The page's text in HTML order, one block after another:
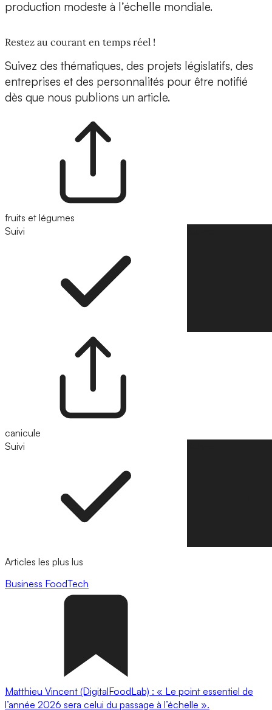
production modeste à l’échelle mondiale.
Restez au courant en temps réel !
Suivez des thématiques, des projets législatifs, des
entreprises et des personnalités pour être notifié
dès que nous publions un article.
fruits et légumes
Suivi
canicule
Suivi
Articles les plus lus
Business FoodTech
Matthieu Vincent (DigitalFoodLab) : « Le point essentiel de
l’année 2026 sera celui du passage à l’échelle ».